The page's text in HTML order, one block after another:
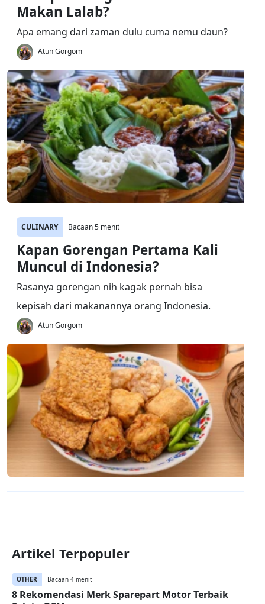
Makan Lalab?
Apa emang dari zaman dulu cuma nemu daun?
Atun Gorgom
CULINARY Bacaan 5 menit
Kapan Gorengan Pertama Kali
Muncul di Indonesia?
Rasanya gorengan nih kagak pernah bisa
kepisah dari makanannya orang Indonesia.
Atun Gorgom
Artikel Terpopuler
OTHER Bacaan 4 menit
8 Rekomendasi Merk Sparepart Motor Terbaik